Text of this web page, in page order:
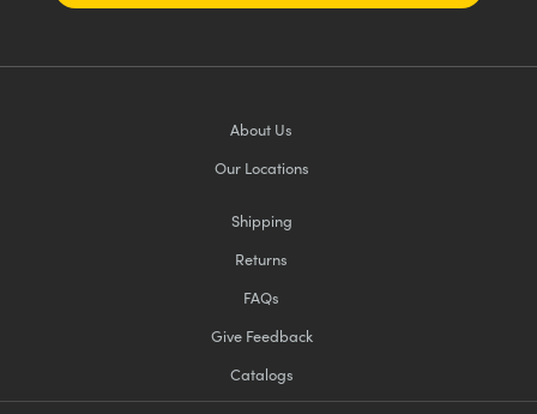
About Us
Our Locations
Shipping
Returns
FAQs
Give Feedback
Catalogs